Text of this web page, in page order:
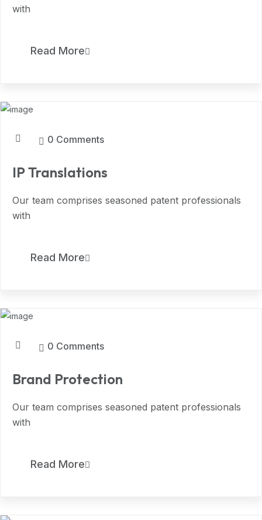
with
Read More
0 Comments
IP Translations
Our team comprises seasoned patent professionals
with
Read More
0 Comments
Brand Protection
Our team comprises seasoned patent professionals
with
Read More